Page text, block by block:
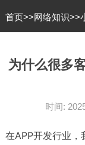
首页>>网络知识>>
为什么很多
时间:
在APP开发行业，